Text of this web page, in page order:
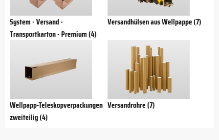
System - Versand -
Transportkarton - Premium (4)
Versandhülsen aus Wellpappe (7)
Wellpapp-Teleskopverpackungen
zweiteilig (4)
Versandrohre (7)